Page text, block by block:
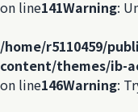
on line141Warning:
/home/r5110459/
content/themes/ib-
on line146Warning: